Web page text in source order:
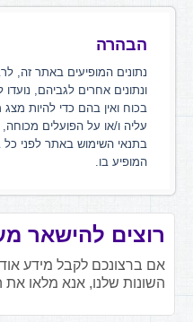
הבהרה
נתונים המופיעים באתר זה,
ונתונים אחרים לגביהם,
בכוח ואין בהם כדי להיות
עליה ו/או על הפועלים
בתנאי השימוש באתר לפני
המופיע בו.
רוצים להישאר
אם ברצונכם לקבל מידע
השונות שלנו, אנא מלאו